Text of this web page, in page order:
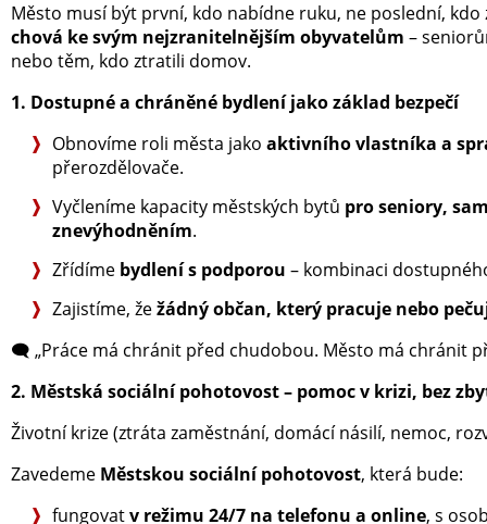
Město musí být první, kdo nabídne ruku, ne poslední,
chová ke svým nejzranitelnějším obyvatelům –
nebo těm, kdo ztratili domov.
1. Dostupné a chráněné bydlení jako základ bezpečí
Obnovíme roli města jako aktivního vlastníka a
přerozdělovače.
Vyčleníme kapacity městských bytů pro seniory,
znevýhodněním.
Zřídíme bydlení s podporou – kombinaci
Zajistíme, žežádný občan, který pracuje nebo
🗨️ „Práce má chránit před chudobou. Město má chránit
2. Městská sociální pohotovost – pomoc v krizi, bez
Životní krize (ztráta zaměstnání, domácí násilí, nemoc,
Zavedeme Městskou sociální pohotovost, která bude:
fungovatv režimu 24/7 na telefonu a online, s